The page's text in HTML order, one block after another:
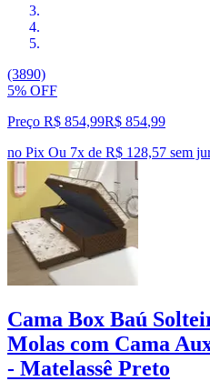
(3890)
5% OFF
Preço R$ 854,99R$ 854,99
no Pix Ou 7x de R$ 128,57 sem
Cama Box Baú
Molas com Cama
- Matelassê Preto